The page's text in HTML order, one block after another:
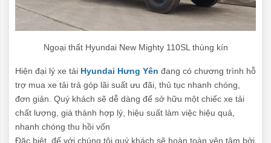
Ngoại thất Hyundai New Mighty 110SL thùng kín
Hiện đại lý xe tải Hyundai Hưng Yên đang có chương trình hỗ
trợ mua xe tải trả góp lãi suất ưu đãi, thủ tục nhanh chóng,
đơn giản. Quý khách sẽ dễ dàng để sở hữu một chiếc xe tải
chất lượng, giá thành hợp lý, hiệu suất làm việc hiệu quả,
nhanh chóng thu hồi vốn
Đặc biệt, đế với chúng tôi quý khách sẽ hoàn toàn yên tâm bởi